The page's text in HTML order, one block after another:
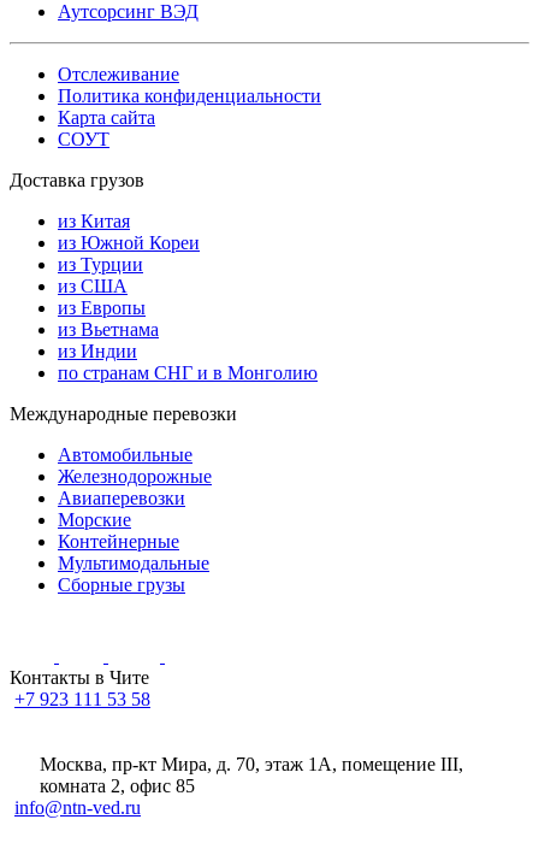
Аутсорсинг ВЭД
Отслеживание
Политика конфиденциальности
Карта сайта
СОУТ
Доставка грузов
из Китая
из Южной Кореи
из Турции
из США
из Европы
из Вьетнама
из Индии
по странам СНГ и в Монголию
Международные перевозки
Автомобильные
Железнодорожные
Авиаперевозки
Морские
Контейнерные
Мультимодальные
Сборные грузы
Контакты в Чите
+7 923 111 53 58
Москва, пр-кт Мира, д. 70, этаж 1А, помещение III,
комната 2, офис 85
info@ntn-ved.ru